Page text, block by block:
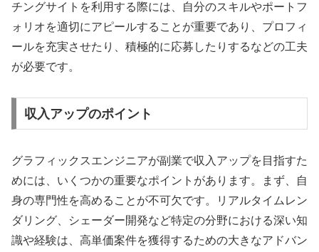
チングサイトを利用する際には、自分のスキルやポートフ
ォリオを適切にアピールすることが重要であり、プロフィ
ールを充実させたり、積極的に応募したりするなどの工夫
が必要です。
収入アップのポイント
グラフィックスエンジニアが副業で収入アップを目指すた
めには、いくつかの重要なポイントがあります。まず、自
身の専門性を高めることが不可欠です。リアルタイムレン
ダリング、シェーダー開発など特定の分野における深い知
識や経験は、高単価案件を獲得するための大きなアドバン